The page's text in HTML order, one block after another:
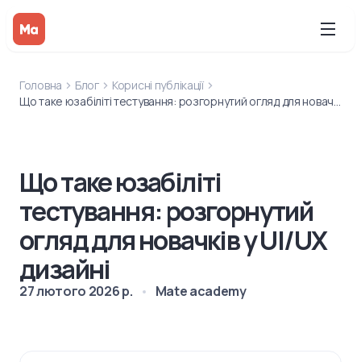
Головна Блог
Корисні публікації
Що таке юзабіліті тестування: розгорнутий огляд для новачків у UI/UX дизайні
Що таке юзабіліті
тестування: розгорнутий
огляд для новачків у UI/UX
дизайні
27 лютого 2026 р. Mate academy